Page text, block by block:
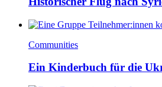
Communities
Ein Kinderbuch für die